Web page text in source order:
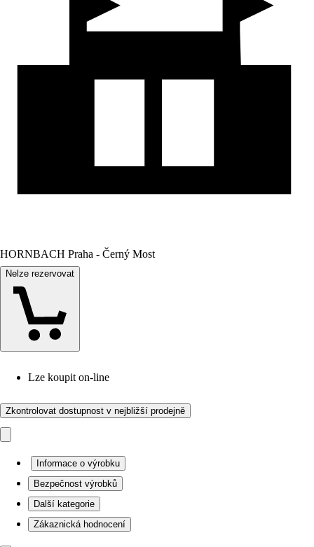
HORNBACH Praha - Černý Most
Nelze rezervovat
Lze koupit on-line
Zkontrolovat dostupnost v nejbližší prodejně
Informace o výrobku
Bezpečnost výrobků
Další kategorie
Zákaznická hodnocení